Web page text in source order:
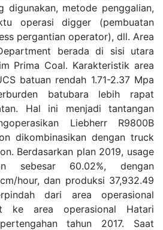
digunakan, metode penggalian,
operasi digger (pembuatan
pergantian operator), dll. Area
berada di sisi utara
Prima Coal. Karakteristik area
batuan rendah 1.71-2.37 Mpa
batubara lebih rapat
Hal ini menjadi tantangan
Liebherr R9800B
dikombinasikan dengan truck
Berdasarkan plan 2019, usage
sebesar 60.02%, dengan
hour, dan produksi 37,932.49
dari area operasional
ke area operasional Hatari
tahun 2017. Saat